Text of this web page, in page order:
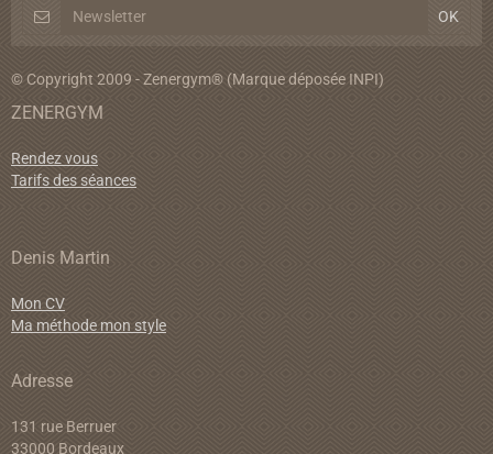
© Copyright 2009 - Zenergym® (Marque déposée INPI)
ZENERGYM
Rendez vous
Tarifs des séances
Denis Martin
Mon CV
Ma méthode mon style
Adresse
131 rue Berruer
33000 Bordeaux